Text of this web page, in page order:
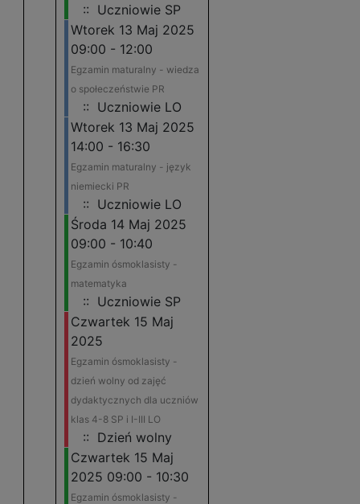
:: Uczniowie SP
Wtorek 13 Maj 2025
09:00 - 12:00
Egzamin maturalny - wiedza
o społeczeństwie PR
:: Uczniowie LO
Wtorek 13 Maj 2025
14:00 - 16:30
Egzamin maturalny - język
niemiecki PR
:: Uczniowie LO
Środa 14 Maj 2025
09:00 - 10:40
Egzamin ósmoklasisty -
matematyka
:: Uczniowie SP
Czwartek 15 Maj
2025
Egzamin ósmoklasisty -
dzień wolny od zajęć
dydaktycznych dla uczniów
klas 4-8 SP i I-III LO
:: Dzień wolny
Czwartek 15 Maj
2025 09:00 - 10:30
Egzamin ósmoklasisty -